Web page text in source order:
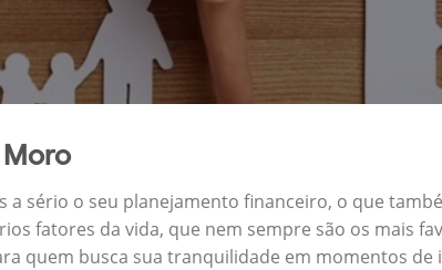
a sério o seu planejamento financeiro, o que
fatores da vida, que nem sempre são os mais
quem busca sua tranquilidade em momentos de